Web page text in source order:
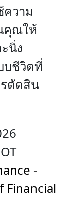
ความ
คุณให้
นิ่ง
บชีวิตที่
ตัดสิน
-
Financial